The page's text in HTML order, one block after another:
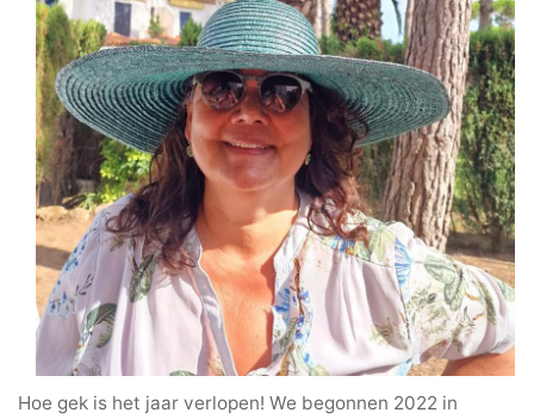
Hoe gek is het jaar verlopen! We begonnen 2022 in